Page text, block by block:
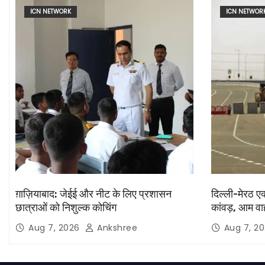
ICN NETWORK
ग़ाज़ियाबाद: जेईई और नीट के लिए प्रशासन
छात्राओं को निशुल्क कोचिंग
Aug 7, 2026 Ankshree
ICN
दिल्ली-मेरठ
कांवड़, आम
Aug 7,